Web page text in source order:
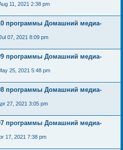
11, 2021 2:38 pm
программы Домашний медиа-
07, 2021 8:09 pm
программы Домашний медиа-
25, 2021 5:48 pm
программы Домашний медиа-
27, 2021 3:05 pm
программы Домашний медиа-
17, 2021 7:38 pm